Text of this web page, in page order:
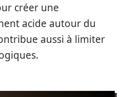
créer une
acide autour du
aussi à limiter